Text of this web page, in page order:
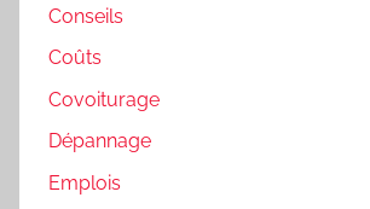
Conseils
Coûts
Covoiturage
Dépannage
Emplois